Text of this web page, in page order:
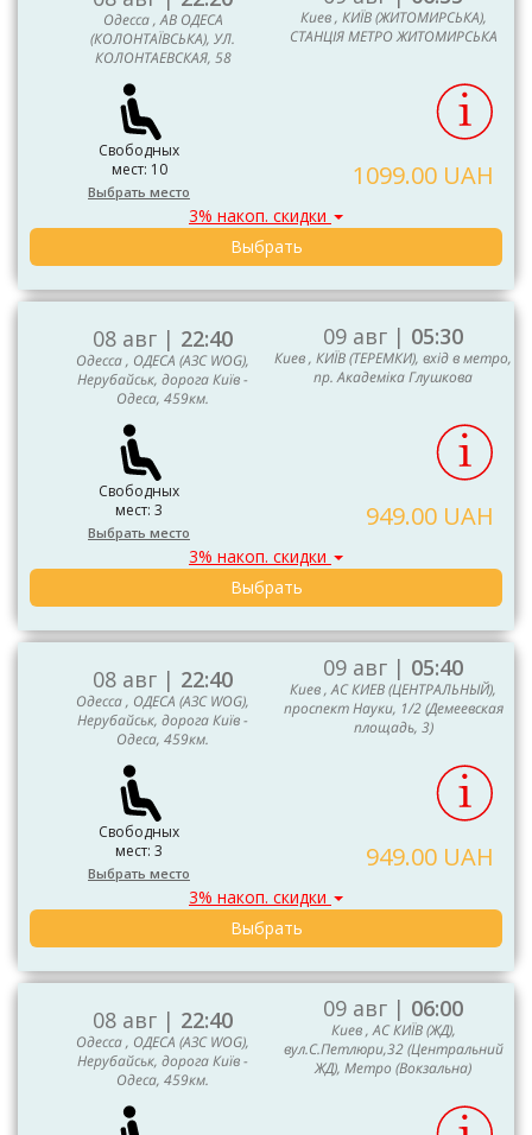
Одесса , АВ ОДЕСА
(КОЛОНТАЇВСЬКА), УЛ.
КОЛОНТАЕВСКАЯ, 58
Киев , КИЇВ (ЖИТОМИРСЬКА),
СТАНЦІЯ МЕТРО ЖИТОМИРСЬКА
Свободных
мест: 10
Выбрать место
1099.00 UAH
3% накоп. скидки
Выбрать
08 авг | 22:40
Одесса , ОДЕСА (АЗС WOG),
Нерубайськ, дорога Київ -
Одеса, 459км.
09 авг | 05:30
Киев , КИЇВ (ТЕРЕМКИ), вхід в метро,
пр. Академіка Глушкова
Свободных
мест: 3
Выбрать место
949.00 UAH
3% накоп. скидки
Выбрать
08 авг | 22:40
Одесса , ОДЕСА (АЗС WOG),
Нерубайськ, дорога Київ -
Одеса, 459км.
09 авг | 05:40
Киев , АС КИЕВ (ЦЕНТРАЛЬНЫЙ),
проспект Науки, 1/2 (Демеевская
площадь, 3)
Свободных
мест: 3
Выбрать место
949.00 UAH
3% накоп. скидки
Выбрать
08 авг | 22:40
Одесса , ОДЕСА (АЗС WOG),
Нерубайськ, дорога Київ -
Одеса, 459км.
09 авг | 06:00
Киев , АС КИЇВ (ЖД),
вул.С.Петлюри,32 (Центральний
ЖД), Метро (Вокзальна)